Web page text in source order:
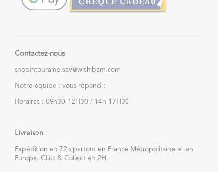
Contactez-nous
shopintouraine.sav@wishibam.com
Notre équipe : vous répond :
Horaires : 09h30-12H30 / 14h-17H30
Livraison
Expédition en 72h partout en France Métropolitaine et en
Europe. Click & Collect en 2H.